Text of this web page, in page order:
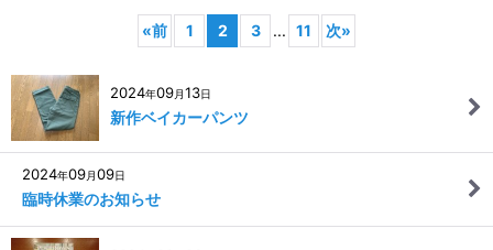
«前 1 2 3 ... 11 次»
2024年09月13日
新作ベイカーパンツ
2024年09月09日
臨時休業のお知らせ